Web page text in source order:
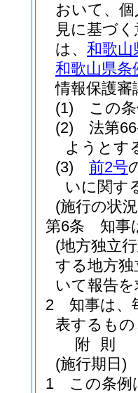
おいて、
見に基づ
は、 和歌山
和歌山県条
情報保護
(1)
この
(2)
法第
ようとす
(3)
前2号
いに関す
(施行の状
第6条
知事
(地方独立
する地方
いて報告
2
知事は、
表するも
附 則
(施行期日)
1
この条例